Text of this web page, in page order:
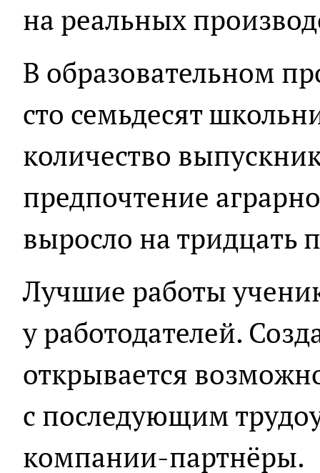
на реальных
В образовательном
сто семьдесят
количество
предпочтение
выросло на тридцать
Лучшие работы
у работодателей.
открывается
с последующим
компании-партнёры.